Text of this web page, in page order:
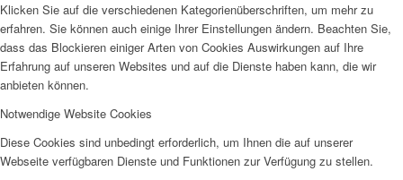
Klicken Sie auf die verschiedenen Kategorienüberschriften, um mehr zu
erfahren. Sie können auch einige Ihrer Einstellungen ändern. Beachten Sie,
dass das Blockieren einiger Arten von Cookies Auswirkungen auf Ihre
Erfahrung auf unseren Websites und auf die Dienste haben kann, die wir
anbieten können.
Notwendige Website Cookies
Diese Cookies sind unbedingt erforderlich, um Ihnen die auf unserer
Webseite verfügbaren Dienste und Funktionen zur Verfügung zu stellen.